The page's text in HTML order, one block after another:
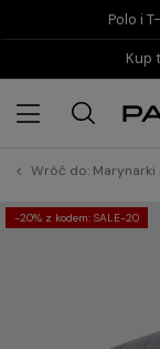
Polo i
Kup
Wróć do:
-20% z kodem: SALE-20